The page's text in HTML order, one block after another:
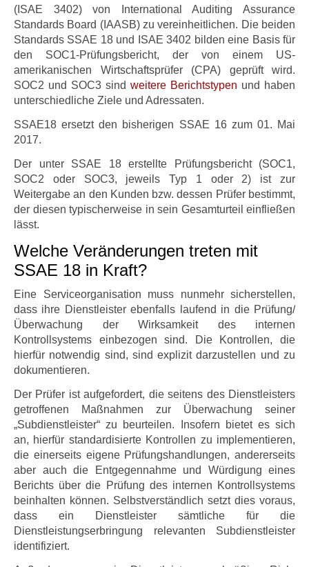
(ISAE 3402) von International Auditing Assurance
Standards Board (IAASB) zu vereinheitlichen. Die beiden
Standards SSAE 18 und ISAE 3402 bilden eine Basis für
den SOC1-Prüfungsbericht, der von einem US-
amerikanischen Wirtschaftsprüfer (CPA) geprüft wird.
SOC2 und SOC3 sind weitere Berichtstypen und haben
unterschiedliche Ziele und Adressaten.
SSAE18 ersetzt den bisherigen SSAE 16 zum 01. Mai
2017.
Der unter SSAE 18 erstellte Prüfungsbericht (SOC1,
SOC2 oder SOC3, jeweils Typ 1 oder 2) ist zur
Weitergabe an den Kunden bzw. dessen Prüfer bestimmt,
der diesen typischerweise in sein Gesamturteil einfließen
lässt.
Welche Veränderungen treten mit
SSAE 18 in Kraft?
Eine Serviceorganisation muss nunmehr sicherstellen,
dass ihre Dienstleister ebenfalls laufend in die Prüfung/
Überwachung der Wirksamkeit des internen
Kontrollsystems einbezogen sind. Die Kontrollen, die
hierfür notwendig sind, sind explizit darzustellen und zu
dokumentieren.
Der Prüfer ist aufgefordert, die seitens des Dienstleisters
getroffenen Maßnahmen zur Überwachung seiner
„Subdienstleister“ zu beurteilen. Insofern bietet es sich
an, hierfür standardisierte Kontrollen zu implementieren,
die einerseits eigene Prüfungshandlungen, andererseits
aber auch die Entgegennahme und Würdigung eines
Berichts über die Prüfung des internen Kontrollsystems
beinhalten können. Selbstverständlich setzt dies voraus,
dass ein Dienstleister sämtliche für die
Dienstleistungserbringung relevanten Subdienstleister
identifiziert.